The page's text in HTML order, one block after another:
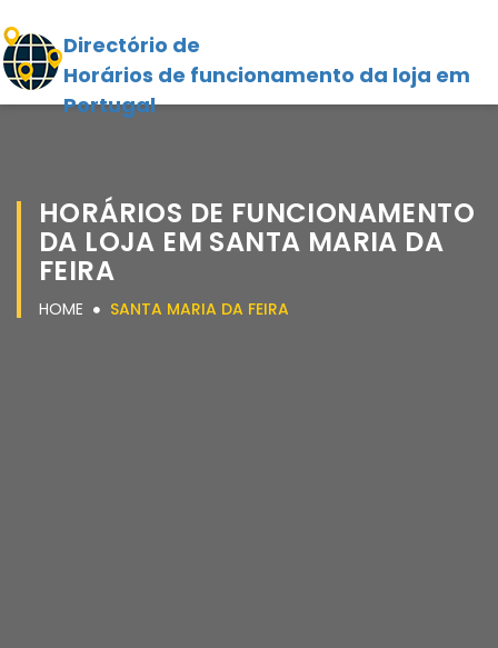
Directório de
Horários de funcionamento da loja em
Portugal
HORÁRIOS DE FUNCIONAMENTO
DA LOJA EM SANTA MARIA DA
FEIRA
HOME SANTA MARIA DA FEIRA